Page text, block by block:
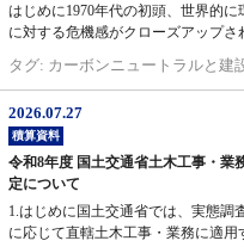
はじめに1970年代の初頭、世界的
に対する危機感がクローズアップさ
タグ: カーボンニュートラルと建
2026.07.27
積算資料
令和8年度 国土交通省土木工事・業
定について
1.はじめに国土交通省では、実態調
に応じて直轄土木工事・業務に適用